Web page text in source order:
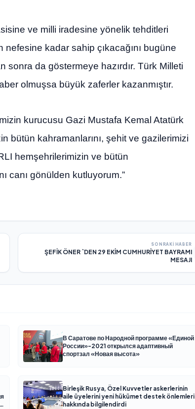
ve milli iradesine yönelik tehditleri
kadar sahip çıkacağını bugüne
da göstermeye hazırdır. Türk Milleti
olmuşsa büyük zaferler kazanmıştır.
kurucusu Gazi Mustafa Kemal Atatürk
bütün kahramanlarını, şehit ve gazilerimizi
hemşehrilerimizin ve bütün
canı gönülden kutluyorum.”
SONRAKI HABER
ŞEFİK ÖNER `DEN 29 EKİM CUMHURİYET BAYRAMI
MESAJI
В Саратове по Народной программе «Единой
России»-2021 открылся адаптивный
спортзал «Новая высота»
Birleşik Rusya, Özel Kuvvetler askerlerinin
aile üyelerini yeni hükümet destek önlemleri
hakkında bilgilendirdi